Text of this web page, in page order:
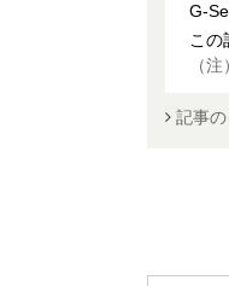
G-
この
（
記事